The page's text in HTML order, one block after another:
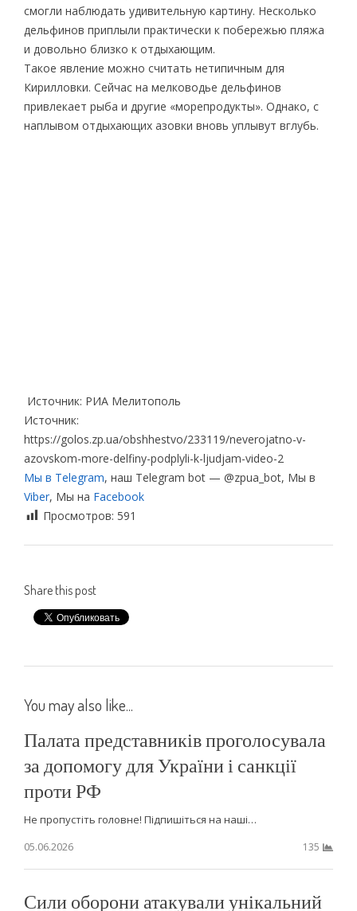
смогли наблюдать удивительную картину. Несколько
дельфинов приплыли практически к побережью пляжа
и довольно близко к отдыхающим.
Такое явление можно считать нетипичным для
Кирилловки. Сейчас на мелководье дельфинов
привлекает рыба и другие «морепродукты». Однако, с
наплывом отдыхающих азовки вновь уплывут вглубь.
Источник: РИА Мелитополь
Источник:
https://golos.zp.ua/obshhestvo/233119/neverojatno-v-
azovskom-more-delfiny-podplyli-k-ljudjam-video-2
Мы в Telegram, наш Telegram bot — @zpua_bot, Мы в
Viber, Мы на Facebook
Просмотров: 591
Share this post
You may also like...
Палата представників проголосувала
за допомогу для України і санкції
проти РФ
Не пропустіть головне! Підпишіться на наші…
05.06.2026
135
Сили оборони атакували унікальний